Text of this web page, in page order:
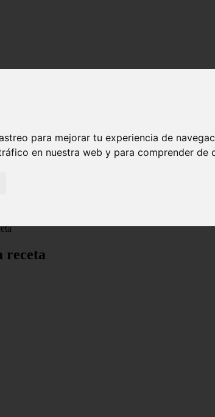
para mejorar tu experiencia de
en nuestra web y para comprender de
receta